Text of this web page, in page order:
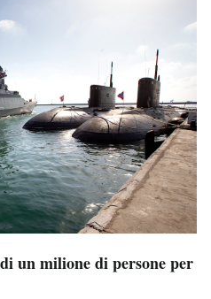
un milione di persone per